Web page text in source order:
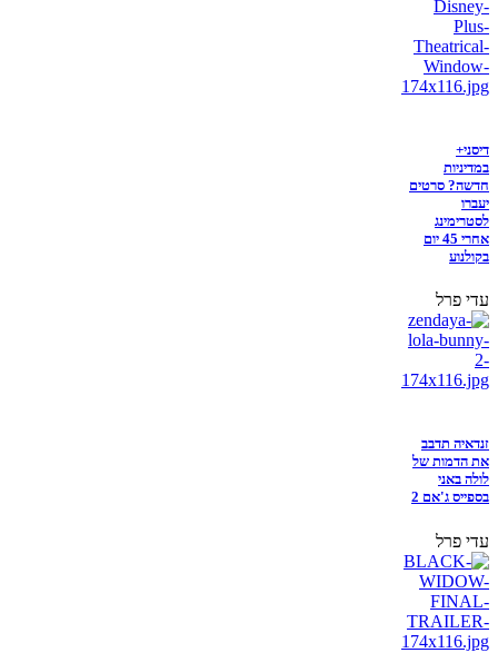
דיסני+
במדיניות
חדשה? סרטים
יעברו
לסטרימינג
אחרי 45 יום
בקולנוע
עדי פרל
זנדאיה תדבב
את הדמות של
לולה באני
בספייס ג'אם 2
עדי פרל